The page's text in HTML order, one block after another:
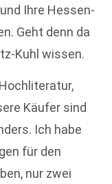
und Ihre Hessen-
Geht denn da
Kuhl wissen.
Käufer sind
Ich habe
für den
nur zwei